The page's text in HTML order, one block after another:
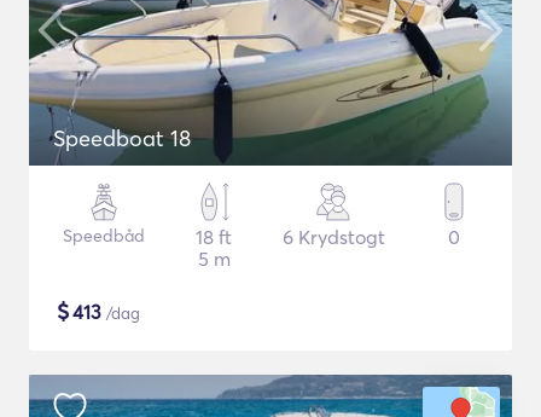
Speedboat 18
Speedbåd
18 ft
5 m
6 Krydstogt 0
$413 /dag